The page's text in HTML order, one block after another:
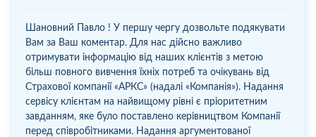
Шановний Павло ! У першу чергу дозвольте подякувати
Вам за Ваш коментар. Для нас дійсно важливо
отримувати інформацію від наших клієнтів з метою
більш повного вивчення їхніх потреб та очікувань від
Страхової компанії «АРКС» (надалі «Компанія»). Надання
сервісу клієнтам на найвищому рівні є пріоритетним
завданням, яке було поставлено керівництвом Компанії
перед співробітниками. Надання аргументованої